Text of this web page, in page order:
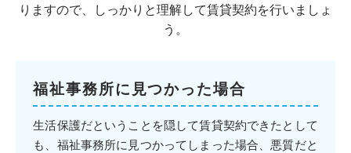
りますので、しっかりと理解して賃貸契約を行いましょ
う。
福祉事務所に見つかった場合
生活保護だということを隠して賃貸契約できたとして
も、福祉事務所に見つかってしまった場合、悪質だと